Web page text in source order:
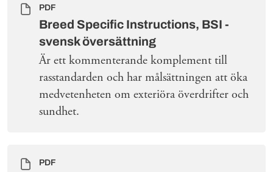
PDF
Breed Specific Instructions, BSI -
svensk översättning
Är ett kommenterande komplement till
rasstandarden och har målsättningen att öka
medvetenheten om exteriöra överdrifter och
sundhet.
PDF